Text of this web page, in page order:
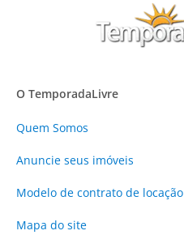
O TemporadaLivre
Quem Somos
Anuncie seus imóveis
Modelo de contrato de locação
Mapa do site